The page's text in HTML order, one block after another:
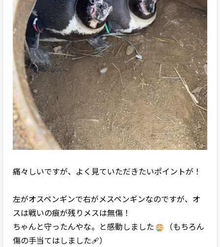
痛々しいですが、よく見ていただきたいポイントが！
左がオスペンギンで右が︎︎︎メスペンギンなのですが、オ
スは戦いの痕が残りメスは無傷！
ちゃんと守ったんやな。と感動しました
（もちろん
傷の手当てはしました🩹）